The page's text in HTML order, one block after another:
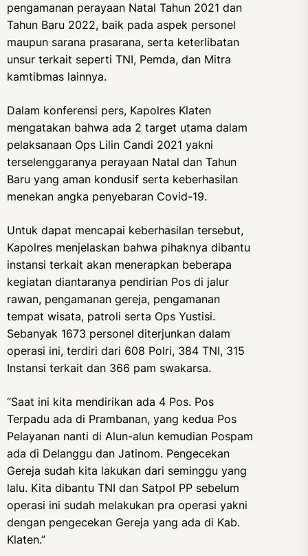
pengamanan perayaan Natal Tahun 2021 dan
Tahun Baru 2022, baik pada aspek personel
maupun sarana prasarana, serta keterlibatan
unsur terkait seperti TNI, Pemda, dan Mitra
kamtibmas lainnya.
Dalam konferensi pers, Kapolres Klaten
mengatakan bahwa ada 2 target utama dalam
pelaksanaan Ops Lilin Candi 2021 yakni
terselenggaranya perayaan Natal dan Tahun
Baru yang aman kondusif serta keberhasilan
menekan angka penyebaran Covid-19.
Untuk dapat mencapai keberhasilan tersebut,
Kapolres menjelaskan bahwa pihaknya dibantu
instansi terkait akan menerapkan beberapa
kegiatan diantaranya pendirian Pos di jalur
rawan, pengamanan gereja, pengamanan
tempat wisata, patroli serta Ops Yustisi.
Sebanyak 1673 personel diterjunkan dalam
operasi ini, terdiri dari 608 Polri, 384 TNI, 315
Instansi terkait dan 366 pam swakarsa.
“Saat ini kita mendirikan ada 4 Pos. Pos
Terpadu ada di Prambanan, yang kedua Pos
Pelayanan nanti di Alun-alun kemudian Pospam
ada di Delanggu dan Jatinom. Pengecekan
Gereja sudah kita lakukan dari seminggu yang
lalu. Kita dibantu TNI dan Satpol PP sebelum
operasi ini sudah melakukan pra operasi yakni
dengan pengecekan Gereja yang ada di Kab.
Klaten.”